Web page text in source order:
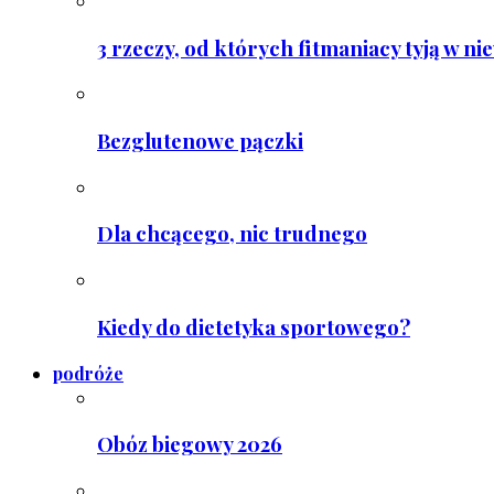
3 rzeczy, od których fitmaniacy tyją w
Bezglutenowe pączki
Dla chcącego, nic trudnego
Kiedy do dietetyka sportowego?
podróże
Obóz biegowy 2026